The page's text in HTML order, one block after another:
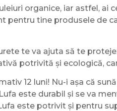
organice, iar astfel,
pentru tine produsele de
te va ajuta să te
potrivită și ecologică,
12 luni! Nu-i așa că
este durabil și se va
este potrivit și pentru